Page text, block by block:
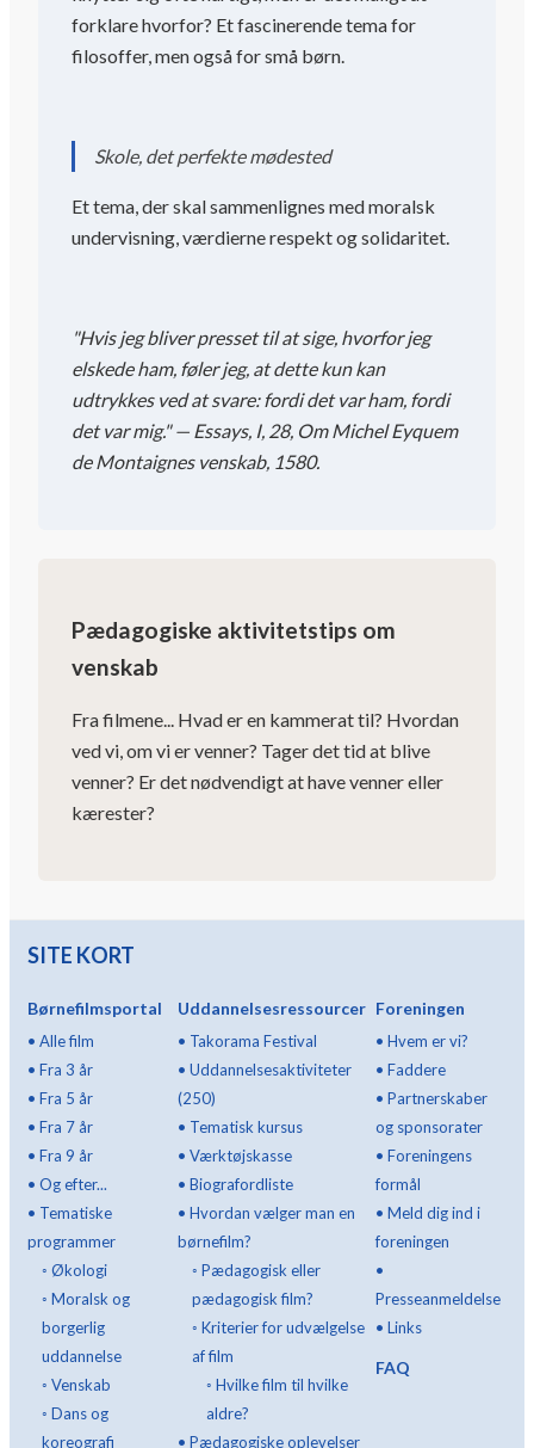
forklare hvorfor? Et fascinerende tema for
filosoffer, men også for små børn.
Skole, det perfekte mødested
Et tema, der skal sammenlignes med moralsk
undervisning, værdierne respekt og solidaritet.
"Hvis jeg bliver presset til at sige, hvorfor jeg
elskede ham, føler jeg, at dette kun kan
udtrykkes ved at svare: fordi det var ham, fordi
det var mig." — Essays, I, 28, Om Michel Eyquem
de Montaignes venskab, 1580.
Pædagogiske aktivitetstips om
venskab
Fra filmene... Hvad er en kammerat til? Hvordan
ved vi, om vi er venner? Tager det tid at blive
venner? Er det nødvendigt at have venner eller
kærester?
SITE KORT
Børnefilmsportal
• Alle film
• Fra 3 år
• Fra 5 år
• Fra 7 år
• Fra 9 år
• Og efter...
• Tematiske
programmer
◦ Økologi
◦ Moralsk og
borgerlig
uddannelse
◦ Venskab
◦ Dans og
koreografi
Uddannelsesressourcer
• Takorama Festival
• Uddannelsesaktiviteter
(250)
• Tematisk kursus
• Værktøjskasse
• Biografordliste
• Hvordan vælger man en
børnefilm?
◦ Pædagogisk eller
pædagogisk film?
◦ Kriterier for udvælgelse
af film
◦ Hvilke film til hvilke
aldre?
• Pædagogiske oplevelser
Foreningen
•Hvem er vi?
•Faddere
•Partnerskaber
og sponsorater
•Foreningens
formål
•Meld dig ind i
foreningen
•
Presseanmeldelse
•Links
FAQ